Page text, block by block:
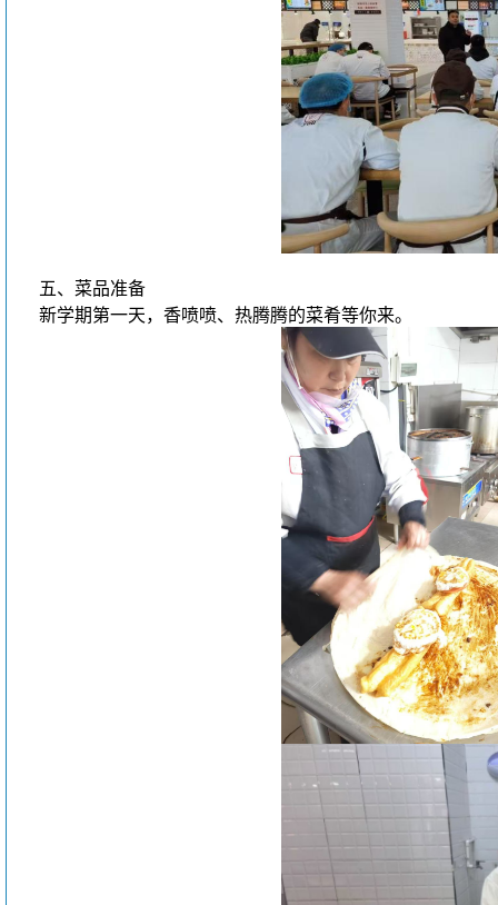
五、菜品准备
新学期第一天，香喷喷、热腾腾的菜肴等你来。